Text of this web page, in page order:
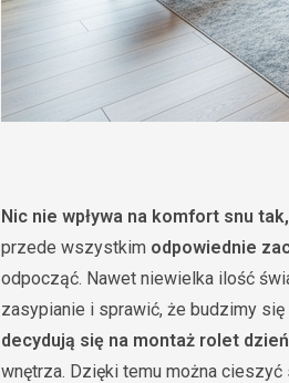
Nic nie wpływa na komfort snu
przede wszystkim odpowiednie
odpocząć. Nawet niewielka ilość
zasypianie i sprawić, że budzimy się
decydują się na montaż rolet
wnętrza. Dzięki temu można